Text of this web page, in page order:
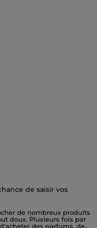
de saisir vos
de nombreux produits
doux. Plusieurs fois par
des parfums, des